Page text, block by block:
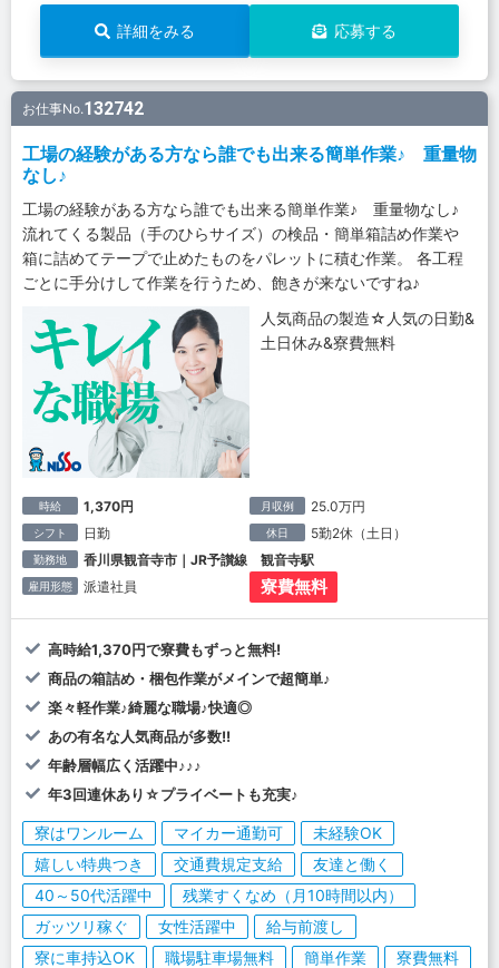
詳細をみる 応募する
お仕事No.132742
工場の経験がある方なら誰でも出来る簡単作業♪ 重量物
なし♪
工場の経験がある方なら誰でも出来る簡単作業♪ 重量物なし♪
流れてくる製品（手のひらサイズ）の検品・簡単箱詰め作業や
箱に詰めてテープで止めたものをパレットに積む作業。 各工程
ごとに手分けして作業を行うため、飽きが来ないですね♪
人気商品の製造☆人気の日勤&
土日休み&寮費無料
時給 1,370円 月収例 25.0万円
シフト 日勤 休日 5勤2休（土日）
勤務地 香川県観音寺市｜JR予讃線 観音寺駅
雇用形態 派遣社員 寮費無料
高時給1,370円で寮費もずっと無料!
商品の箱詰め・梱包作業がメインで超簡単♪
楽々軽作業♪綺麗な職場♪快適◎
あの有名な人気商品が多数!!
年齢層幅広く活躍中♪♪♪
年3回連休あり☆プライベートも充実♪
寮はワンルーム マイカー通勤可
未経験OK
嬉しい特典つき
交通費規定支給
友達と働く
40～50代活躍中
残業すくなめ（月10時間以内）
ガッツリ稼ぐ
女性活躍中
給与前渡し
寮に車持込OK
職場駐車場無料 簡単作業 寮費無料